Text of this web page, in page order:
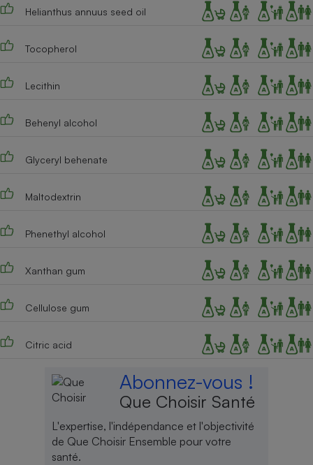
Helianthus annuus seed oil
Tocopherol
Lecithin
Behenyl alcohol
Glyceryl behenate
Maltodextrin
Phenethyl alcohol
Xanthan gum
Cellulose gum
Citric acid
Abonnez-vous !
Que Choisir Santé
L'expertise, l'indépendance et l'objectivité
de Que Choisir Ensemble pour votre
santé.